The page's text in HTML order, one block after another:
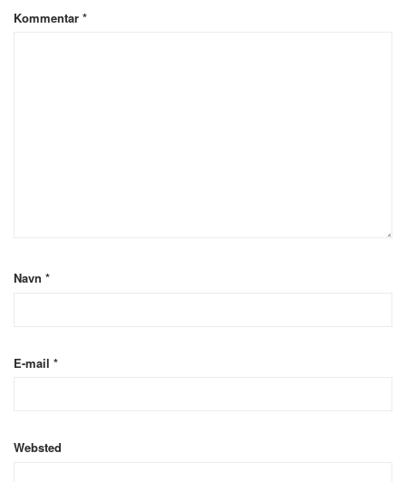
Kommentar *
Navn *
E-mail *
Websted